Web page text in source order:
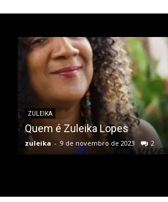
ZULEIKA
Quem é Zuleika Lopes
zuleika - 9 de novembro de 2023 2